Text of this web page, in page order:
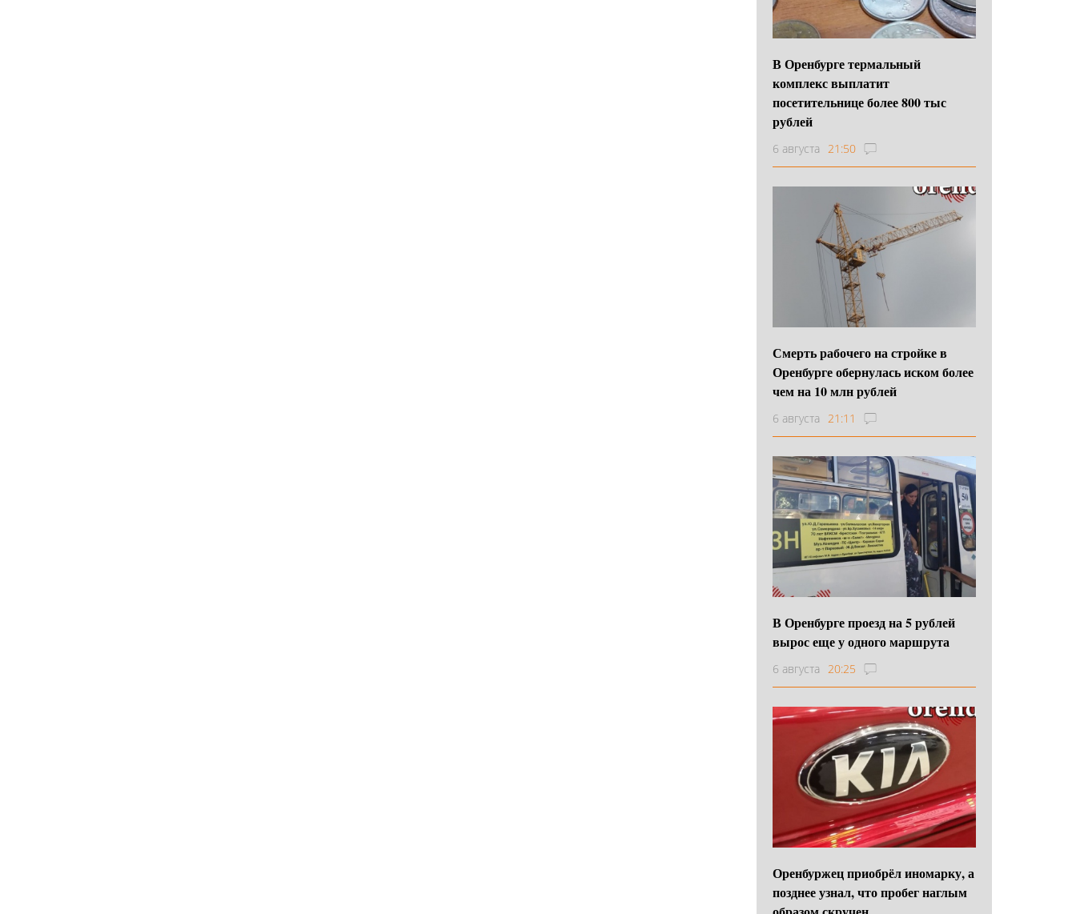
В Оренбурге термальный
комплекс выплатит
посетительнице более 800 тыс
рублей
6 августа 21:50
Смерть рабочего на стройке в
Оренбурге обернулась иском более
чем на 10 млн рублей
6 августа 21:11
В Оренбурге проезд на 5 рублей
вырос еще у одного маршрута
6 августа 20:25
Оренбуржец приобрёл иномарку, а
позднее узнал, что пробег наглым